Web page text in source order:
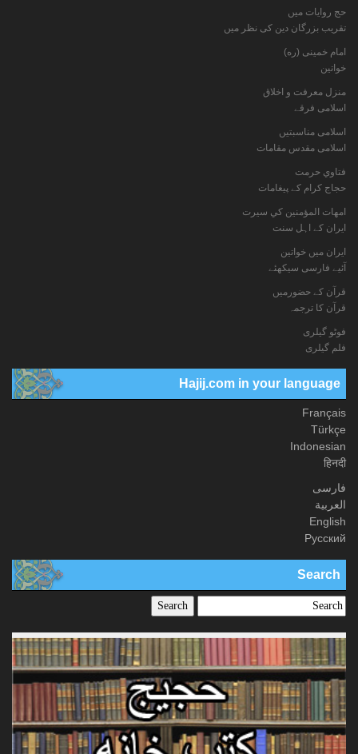
حج روایات میں
تقریب بزرگان دین کی نظر میں
امام خمینی (ره)
خواتين
منزل معرفت و اخلاق
اسلامی فرقے
اسلامی مناسبتیں
اسلامی مقدس مقامات
فتاوي حرمت
حجاج کرام کے پیغامات
امهات المؤمنين كي سيرت
ایران کے اہل سنت
ایران میں خواتین
آئیے فارسی سیکھئے
قرآن کے حضورمیں
قرآن کا ترجمہ
فوٹو گيلری
فلم گیلری
Hajij.com in your language
Français
Türkçe
Indonesian
हिनदी
فارسی
العربیة
English
Русский
Search